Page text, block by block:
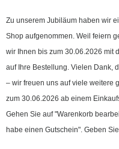
Zu unserem Jubiläum haben wir
Shop aufgenommen. Weil feiern
wir Ihnen bis zum 30.06.2026 mit
auf Ihre Bestellung. Vielen Dank,
– wir freuen uns auf viele weitere
zum 30.06.2026 ab einem
Gehen Sie auf "Warenkorb
habe einen Gutschein". Geben